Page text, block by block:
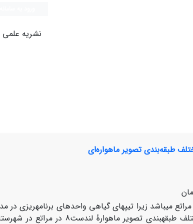
نشریه
طبقه‌بندی تصویر ماهواره‌ای
می­باشد زیرا تیپ­های گیاهی واحدهای برنامه­ریزی در
تهیۀ نقشۀ تیپ­های گیاهی مراتع با استفاده از